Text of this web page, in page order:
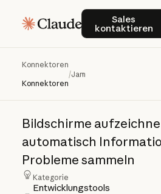
Sales
kontaktieren
Sales
Konnektoren
Konnektoren
/Jam
Jam
Bildschirme
automatisch
Probleme sammeln
Kategorie
Entwicklungstools